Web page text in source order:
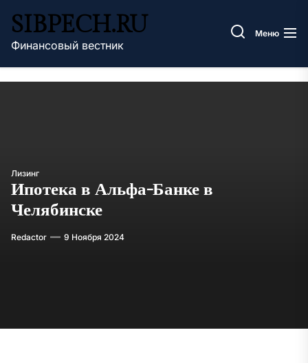
содержимому
SIBPECH.RU
Финансовый вестник
Меню
Лизинг
Ипотека в Альфа-Банке в
Челябинске
Redactor 9 Ноября 2024